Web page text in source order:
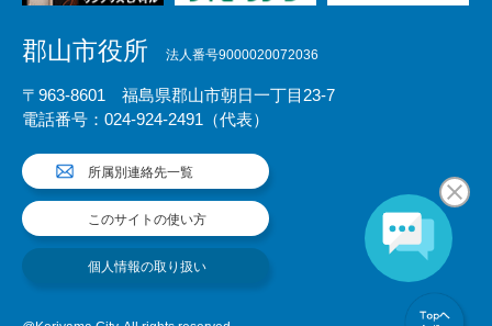
郡山市役所 法人番号9000020072036
〒963-8601 福島県郡山市朝日一丁目23-7
電話番号：024-924-2491（代表）
所属別連絡先一覧
このサイトの使い方
個人情報の取り扱い